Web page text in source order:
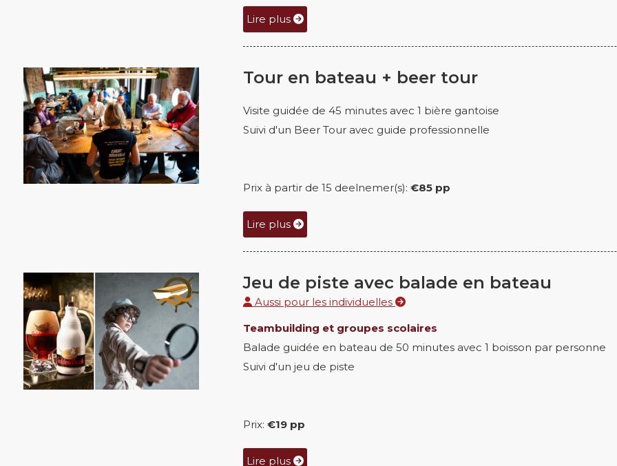
Lire plus
Tour en bateau + beer tour
Visite guidée de 45 minutes avec 1 bière gantoise
Suivi d'un Beer Tour avec guide professionnelle
Prix à partir de 15 deelnemer(s): €85 pp
Lire plus
Jeu de piste avec balade en bateau
Aussi pour les individuelles
Teambuilding et groupes scolaires
Balade guidée en bateau de 50 minutes avec 1 boisson par personne
Suivi d'un jeu de piste
Prix: €19 pp
Lire plus